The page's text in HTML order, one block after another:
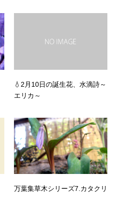
💧2月10日の誕生花、水滴詩～
エリカ～
万葉集草木シリーズ7.カタクリ